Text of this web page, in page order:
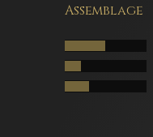
Assemblage